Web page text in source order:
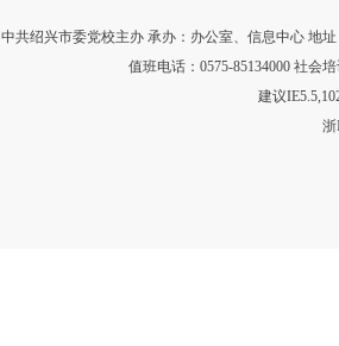
中共绍兴市委党校主办 承办：办公室、信息中心 地
值班电话：0575-85134000 社会
建议
浙